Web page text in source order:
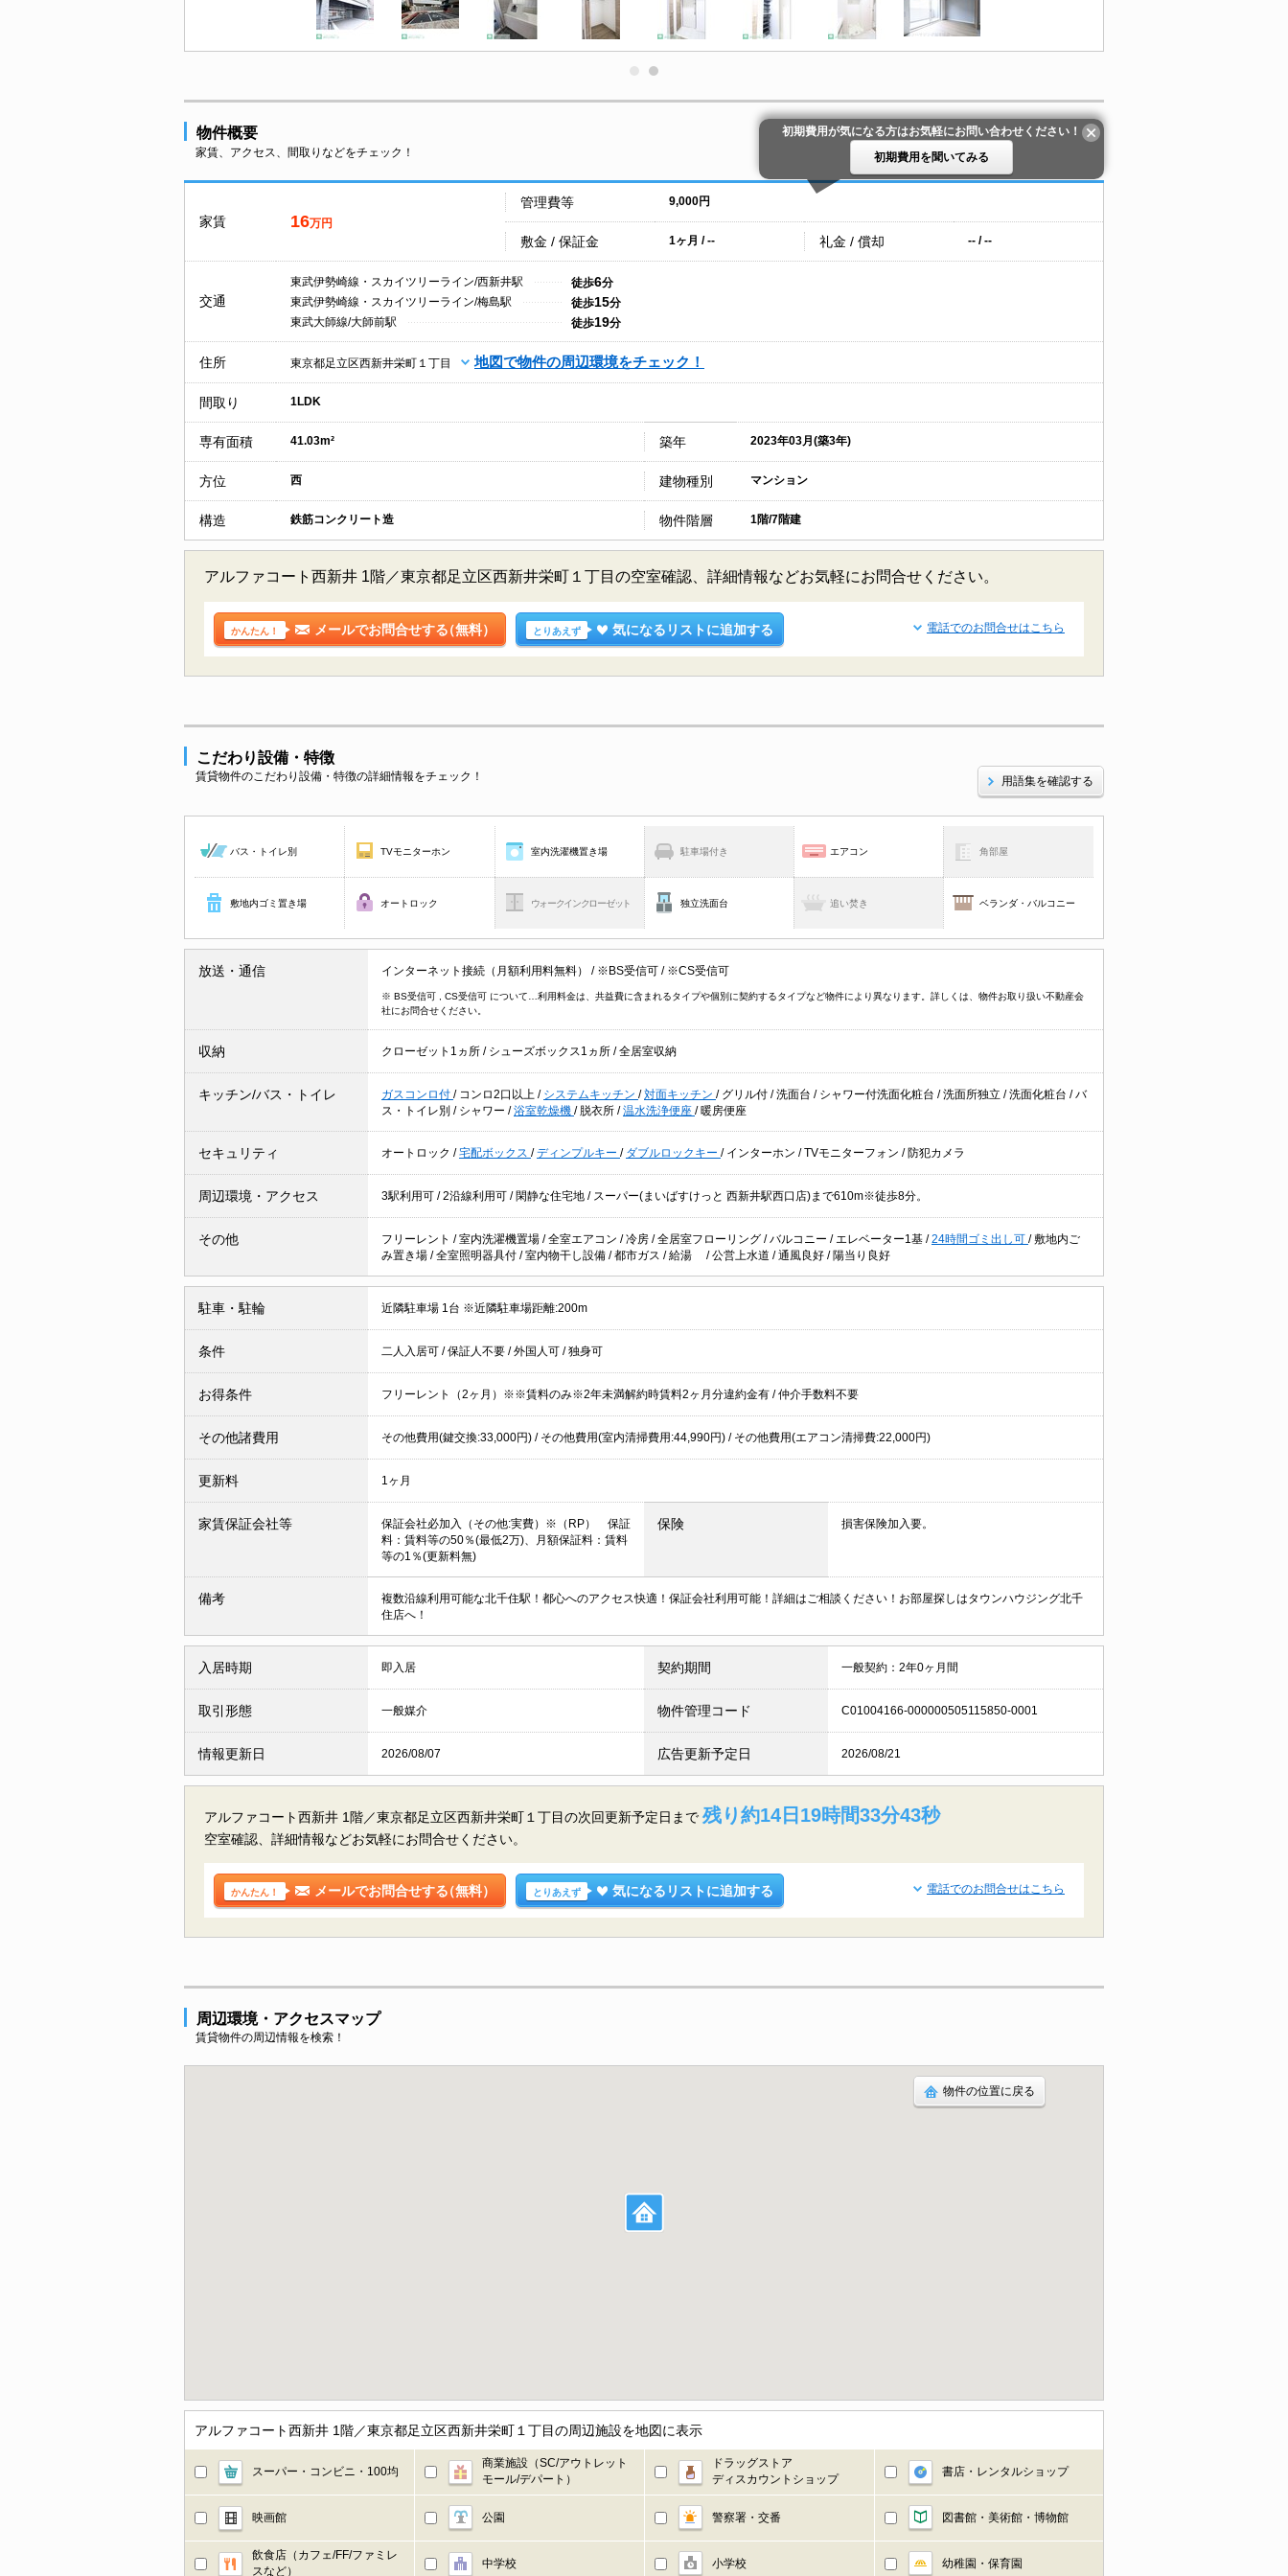
物件概要
家賃、アクセス、間取りなどをチェック！
初期費用が気になる方はお気軽にお問い合わせください！
初期費用を聞いてみる
家賃 16万円
管理費等 9,000円
敷金 / 保証金 1ヶ月 / -- 礼金 / 償却 -- / --
交通
東武伊勢崎線・スカイツリーライン/西新井駅 徒歩6分
東武伊勢崎線・スカイツリーライン/梅島駅
徒歩15分
東武大師線/大師前駅
徒歩19分
住所 東京都足立区西新井栄町１丁目 地図で物件の周辺環境をチェック！
間取り 1LDK
専有面積 41.03m² 築年 2023年03月(築3年)
方位 西 建物種別 マンション
構造 鉄筋コンクリート造 物件階層 1階/7階建
アルファコート西新井 1階／東京都足立区西新井栄町１丁目の空室確認、詳細情報などお気軽にお問合せください。
かんたん！ メールでお問合せする（無料） とりあえず 気になるリストに追加する 電話でのお問合せはこちら
こだわり設備・特徴
賃貸物件のこだわり設備・特徴の詳細情報をチェック！ 用語集を確認する
バス・トイレ別 TVモニターホン 室内洗濯機置き場 駐車場付き エアコン 角部屋
敷地内ゴミ置き場 オートロック ウォークインクローゼット 独立洗面台 追い焚き ベランダ・バルコニー
放送・通信 インターネット接続（月額利用料無料） / ※BS受信可 / ※CS受信可
※ BS受信可 , CS受信可 について…利用料金は、共益費に含まれるタイプや個別に契約するタイプなど物件により異なります。詳しくは、物件お取り扱い不動産会
社にお問合せください。
収納 クローゼット1ヵ所 / シューズボックス1ヵ所 /全居室収納
キッチン/バス・トイレ ガスコンロ付 / コンロ2口以上 / システムキッチン /対面キッチン / グリル付 /洗面台 / シャワー付洗面化粧台 /洗面所独立 /洗面化粧台 /バ
ス・トイレ別 / シャワー /浴室乾燥機 / 脱衣所 /温水洗浄便座 / 暖房便座
セキュリティ オートロック /宅配ボックス /ディンプルキー / ダブルロックキー / インターホン /TVモニターフォン / 防犯カメラ
周辺環境・アクセス 3駅利用可 /2沿線利用可 / 閑静な住宅地 / スーパー(まいばすけっと 西新井駅西口店)まで610m※徒歩8分。
その他 フリーレント /室内洗濯機置場 /全室エアコン /冷房 /全居室フローリング /バルコニー / エレベーター1基 /24時間ゴミ出し可 /敷地内ご
み置き場 /全室照明器具付 /室内物干し設備 /都市ガス /給湯 /公営上水道 /通風良好 / 陽当り良好
駐車・駐輪 近隣駐車場 1台 ※近隣駐車場距離:200m
条件 二人入居可 /保証人不要 /外国人可 /独身可
お得条件 フリーレント（2ヶ月）※※賃料のみ※2年未満解約時賃料2ヶ月分違約金有 /仲介手数料不要
その他諸費用 その他費用(鍵交換:33,000円) / その他費用(室内清掃費用:44,990円) / その他費用(エアコン清掃費:22,000円)
更新料 1ヶ月
家賃保証会社等
保証会社必加入（その他:実費）※（RP） 保証
料：賃料等の50％(最低2万)、月額保証料：賃料
等の1％(更新料無)
保険 損害保険加入要。
備考
複数沿線利用可能な北千住駅！都心へのアクセス快適！保証会社利用可能！詳細はご相談ください！お部屋探しはタウンハウジング北千
住店へ！
入居時期 即入居 契約期間 一般契約：2年0ヶ月間
取引形態 一般媒介 物件管理コード C01004166-000000505115850-0001
情報更新日 2026/08/07 広告更新予定日 2026/08/21
アルファコート西新井 1階／東京都足立区西新井栄町１丁目の次回更新予定日まで 残り約14日19時間33分42秒
空室確認、詳細情報などお気軽にお問合せください。
かんたん！ メールでお問合せする（無料） とりあえず 気になるリストに追加する 電話でのお問合せはこちら
周辺環境・アクセスマップ
賃貸物件の周辺情報を検索！
物件の位置に戻る
アルファコート西新井 1階／東京都足立区西新井栄町１丁目の周辺施設を地図に表示
スーパー・コンビニ・100均
商業施設（SC/アウトレット
モール/デパート）
ドラッグストア
ディスカウントショップ
書店・レンタルショップ
映画館 公園 警察署・交番 図書館・美術館・博物館
飲食店（カフェ/FF/ファミレ
スなど）
中学校 小学校 幼稚園・保育園